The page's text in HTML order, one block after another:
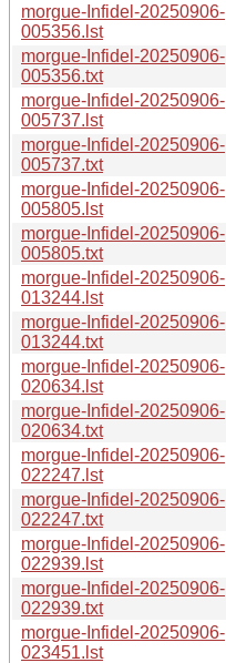
morgue-Infidel-20250906-
005356.lst
morgue-Infidel-20250906-
005356.txt
morgue-Infidel-20250906-
005737.lst
morgue-Infidel-20250906-
005737.txt
morgue-Infidel-20250906-
005805.lst
morgue-Infidel-20250906-
005805.txt
morgue-Infidel-20250906-
013244.lst
morgue-Infidel-20250906-
013244.txt
morgue-Infidel-20250906-
020634.lst
morgue-Infidel-20250906-
020634.txt
morgue-Infidel-20250906-
022247.lst
morgue-Infidel-20250906-
022247.txt
morgue-Infidel-20250906-
022939.lst
morgue-Infidel-20250906-
022939.txt
morgue-Infidel-20250906-
023451.lst